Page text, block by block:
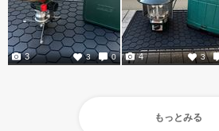
3 0
3 3
4
もっとみる